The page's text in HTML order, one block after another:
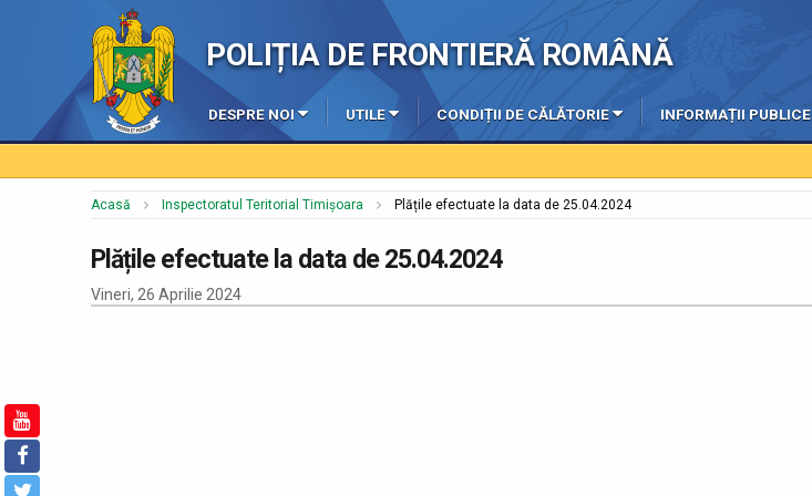
POLIȚIA DE FRONTIERĂ ROMÂNĂ
DESPRE NOI UTILE CONDIȚII DE CĂLĂTORIE INFORMAȚII PUBLICE
Acasă Inspectoratul Teritorial Timișoara Plățile efectuate la data de 25.04.2024
Plățile efectuate la data de 25.04.2024
Vineri, 26 Aprilie 2024